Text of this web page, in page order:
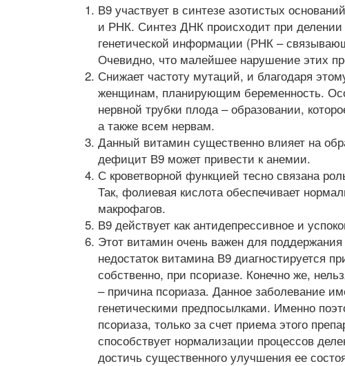
В9 участвует в синтезе азотистых
и РНК. Синтез ДНК происходит при
генетической информации (РНК –
Очевидно, что малейшее нарушение этих
Снижает частоту мутаций, и благодаря
женщинам, планирующим беременность.
нервной трубки плода – образовании,
а также всем нервам.
Данный витамин существенно влияет на
дефицит В9 может привести к анемии.
С кроветворной функцией тесно связана
Так, фолиевая кислота обеспечивает
макрофагов.
В9 действует как антидепрессивное и
Этот витамин очень важен для
недостаток витамина В9 диагностируется
собственно, при псориазе. Конечно же,
– причина псориаза. Данное заболевание
генетическими предпосылками. Именно
псориаза, только за счет приема этого
способствует нормализации процессов
достичь существенного улучшения ее